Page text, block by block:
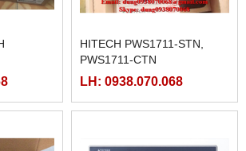
HITECH PWS1711-STN,
PWS1711-CTN
LH: 0938.070.068